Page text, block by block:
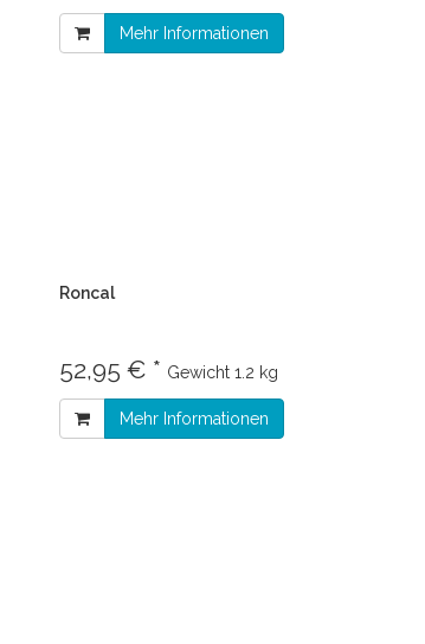
Mehr Informationen
Roncal
52,95 € * Gewicht 1.2 kg
Mehr Informationen